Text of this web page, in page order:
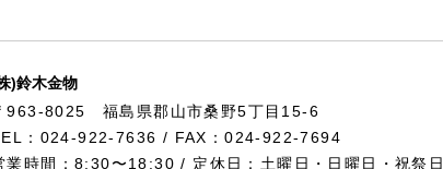
)鈴木金物
963-8025 福島県郡山市桑野5丁目15-6
：024-922-7636 / FAX：024-922-7694
業時間：8:30〜18:30 / 定休日：土曜日・日曜日・祝祭日